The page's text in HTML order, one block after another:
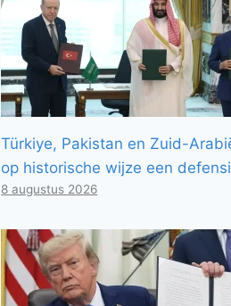
Türkiye, Pakistan en Zuid-
op historische wijze een
8 augustus 2026